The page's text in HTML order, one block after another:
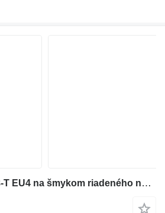
Motor Kubota V2003-T EU4 na šmykom riadeného nakladača Bobcat S160